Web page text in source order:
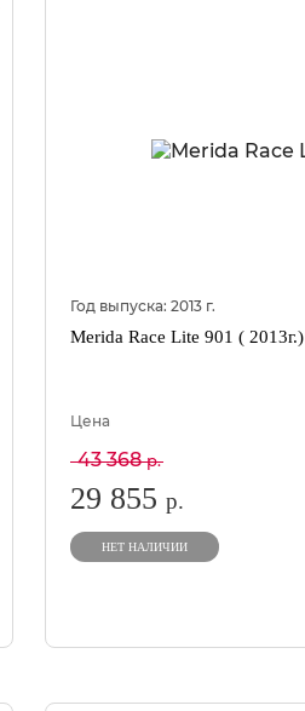
Год выпуска:2013 г.
Merida Race Lite 901 ( 2013г.)
Цена
43 368р.
29 855р.
НЕТ НАЛИЧИИ